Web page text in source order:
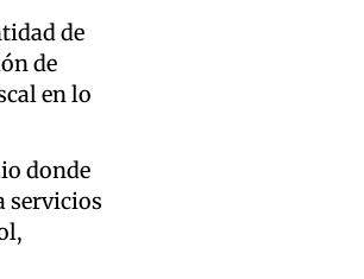
de
de
en lo
donde
servicios